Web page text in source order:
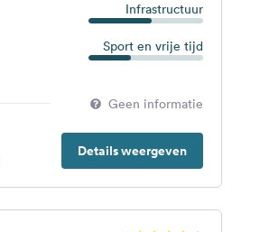
Infrastructuur
Sport en vrije tijd
Geen informatie
Details weergeven